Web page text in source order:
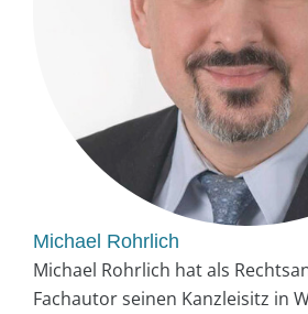
Michael Rohrlich
Michael Rohrlich hat als
Fachautor seinen Kanzleisitz in